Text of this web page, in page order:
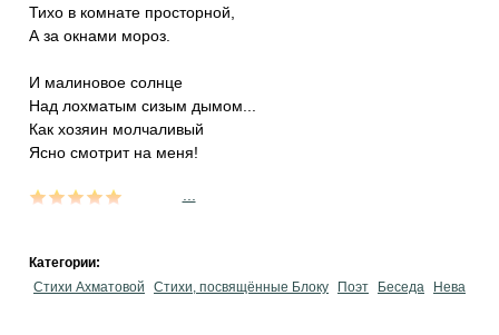
Тихо в комнате просторной,
А за окнами мороз.
И малиновое солнце
Над лохматым сизым дымом...
Как хозяин молчаливый
Ясно смотрит на меня!
Категории:
Стихи Ахматовой
Стихи, посвящённые Блоку Поэт Беседа Нева